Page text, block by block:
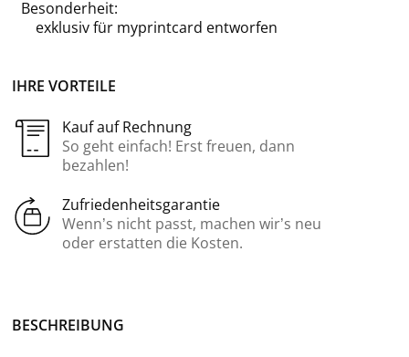
IHRE VORTEILE
Kauf auf Rechnung
So geht einfach! Erst freuen, dann
bezahlen!
Zufriedenheitsgarantie
Wenn’s nicht passt, machen wir’s neu
oder erstatten die Kosten.
Besonderheit:
exklusiv für myprintcard entworfen
BE­SCHREI­BUNG